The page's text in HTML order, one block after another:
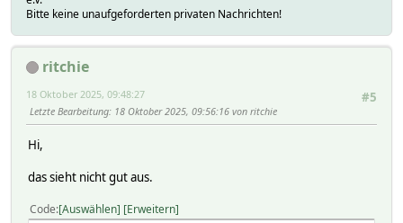
Bitte keine unaufgeforderten privaten Nachrichten!
ritchie
#5
18 Oktober 2025, 09:48:27
Letzte Bearbeitung: 18 Oktober 2025, 09:56:16 von ritchie
Hi,
das sieht nicht gut aus.
Code Auswählen Erweitern